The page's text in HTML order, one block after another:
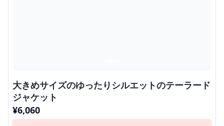
大きめサイズのゆったりシルエットのテーラード
ジャケット
¥6,060